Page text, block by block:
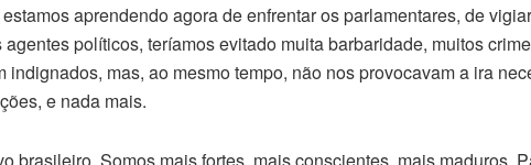
aprendendo agora de enfrentar os parlamentares, de
políticos, teríamos evitado muita barbaridade, muitos
indignados, mas, ao mesmo tempo, não nos provocavam a ira
e nada mais.